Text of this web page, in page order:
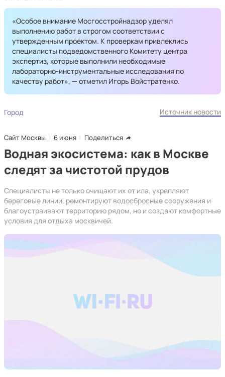
«Особое внимание Мосгосстройнадзор уделял
выполнению работ в строгом соответствии с
утвержденным проектом. К проверкам привлеклись
специалисты подведомственного Комитету центра
экспертиз, которые выполнили необходимые
лабораторно-инструментальные исследования по
качеству работ», — отметил Игорь Войстратенко.
Город Источник новости
Сайт Москвы 6 июня Поделиться
Водная экосистема: как в Москве
следят за чистотой прудов
Специалисты не только очищают их от ила, укрепляют
береговые линии, ремонтируют водосбросные сооружения и
благоустраивают территорию рядом, но и создают комфортные
условия для отдыха москвичей.